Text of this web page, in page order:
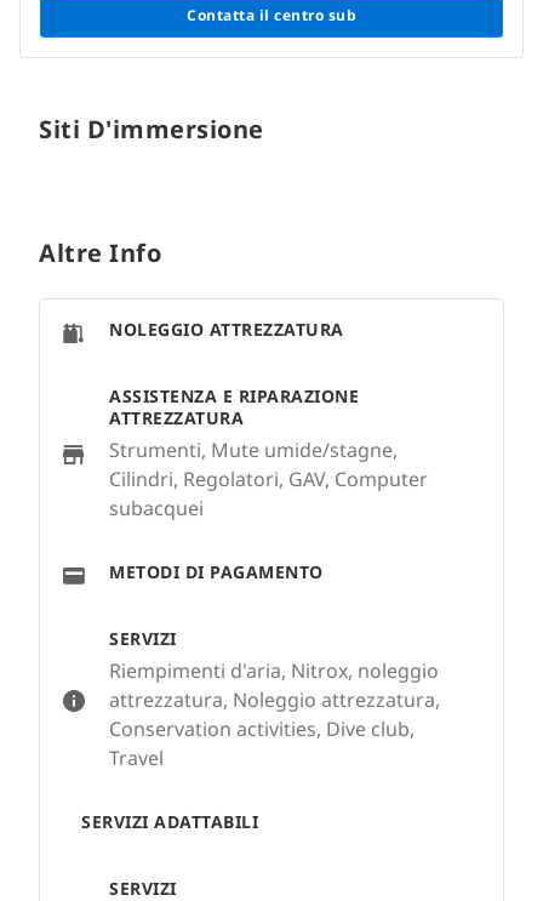
Contatta il centro sub
Siti D'immersione
Altre Info
SERVIZI
Riempimenti d'aria, Nitrox, noleggio
attrezzatura, Noleggio attrezzatura,
Conservation activities, Dive club,
Travel
SERVIZI ADATTABILI
SERVIZI
NOLEGGIO ATTREZZATURA
ASSISTENZA E RIPARAZIONE
ATTREZZATURA
Strumenti, Mute umide/stagne,
Cilindri, Regolatori, GAV, Computer
subacquei
METODI DI PAGAMENTO